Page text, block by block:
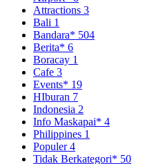
Attractions 3
Bali 1
Bandara* 504
Berita* 6
Boracay 1
Cafe 3
Events* 19
HIburan 7
Indonesia 2
Info Maskapai* 4
Philippines 1
Populer4
Tidak Berkategori* 50